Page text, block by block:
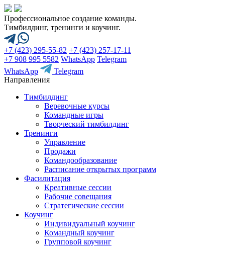
Профессиональное создание команды.
Тимбилдинг, тренинги и коучинг.
+7 (423) 295-55-82 +7 (423) 257-17-11
+7 908 995 5582 WhatsApp Telegram
WhatsApp
Telegram
Направления
Тимбилдинг
Веревочные курсы
Командные игры
Творческий тимбилдинг
Тренинги
Управление
Продажи
Командообразование
Расписание открытых программ
Фасилитация
Креативные сессии
Рабочие совещания
Стратегические сессии
Коучинг
Индивидуальный коучинг
Командный коучинг
Групповой коучинг